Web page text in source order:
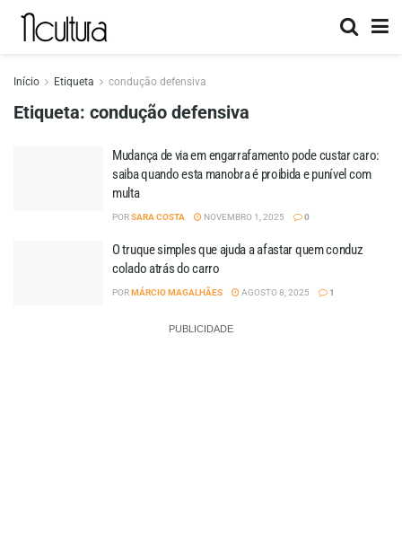
Início Etiqueta condução defensiva
Etiqueta: condução defensiva
Mudança de via em engarrafamento pode custar caro:
saiba quando esta manobra é proibida e punível com
multa
PORSARA COSTA NOVEMBRO 1, 2025 0
O truque simples que ajuda a afastar quem conduz
colado atrás do carro
PORMÁRCIO MAGALHÃES AGOSTO 8, 2025 1
PUBLICIDADE